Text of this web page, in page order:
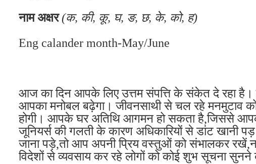
नाम अक्षर (क, की, कू, घ, ङ, छ, के, को, ह)
Eng calander month-May/June
आज का दिन आपके लिए उत्तम संपत्ति के संकेत दे रहा
आपका मनोबल बढ़ेगा। जीवनसाथी से चल रहे मनमुटाव
होगी। आपके घर अतिथि आगमन हो सकता है,जिससे
जूनियर्स की गलती के कारण अधिकारियों से डांट खानी
जाना पड़े,तो आप अपनी प्रिय वस्तुओं को संभालकर
विदेशों से व्यवसाय कर रहे लोगों को कोई शुभ सूचना सुनने